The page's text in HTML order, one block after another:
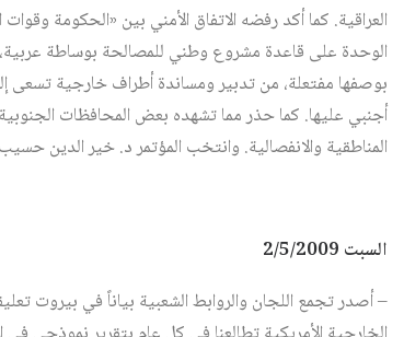
العراقية. كما أكد رفضه الاتفاق الأمني بين «الحكومة
الوحدة على قاعدة مشروع وطني للمصالحة بوساطة
بوصفها مفتعلة، من تدبير ومساندة أطراف خارجية
أجنبي عليها. كما حذر مما تشهده بعض المحافظات
المناطقية والانفصالية. وانتخب المؤتمر د. خير الدين
السبت 2/5/2009
– أصدر تجمع اللجان والروابط الشعبية بياناً في بيروت